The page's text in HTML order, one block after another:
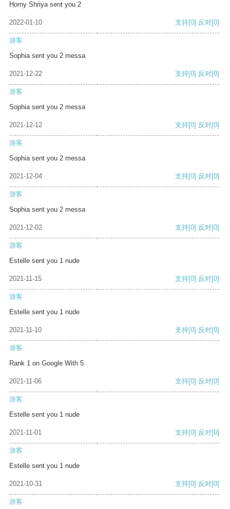
Horny Shriya sent you 2
2022-01-10 支持[0] 反对[0]
游客
Sophia sent you 2 messa
2021-12-22 支持[0] 反对[0]
游客
Sophia sent you 2 messa
2021-12-12 支持[0] 反对[0]
游客
Sophia sent you 2 messa
2021-12-04 支持[0] 反对[0]
游客
Sophia sent you 2 messa
2021-12-02 支持[0] 反对[0]
游客
Estelle sent you 1 nude
2021-11-15 支持[0] 反对[0]
游客
Estelle sent you 1 nude
2021-11-10 支持[0] 反对[0]
游客
Rank 1 on Google With 5
2021-11-06 支持[0] 反对[0]
游客
Estelle sent you 1 nude
2021-11-01 支持[0] 反对[0]
游客
Estelle sent you 1 nude
2021-10-31 支持[0] 反对[0]
游客